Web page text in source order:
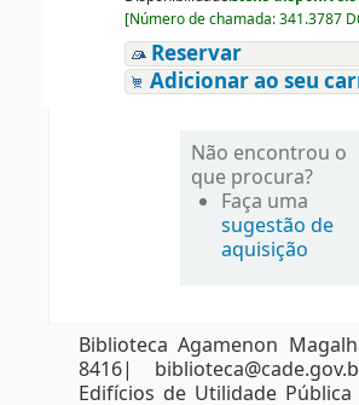
[Número de chamada:341.3787
Reservar
Adicionar ao seu
Não encontrou o
que procura?
Faça uma
sugestão de
aquisição
Biblioteca Agamenon
8416|
Edifícios de Utilidade Pública